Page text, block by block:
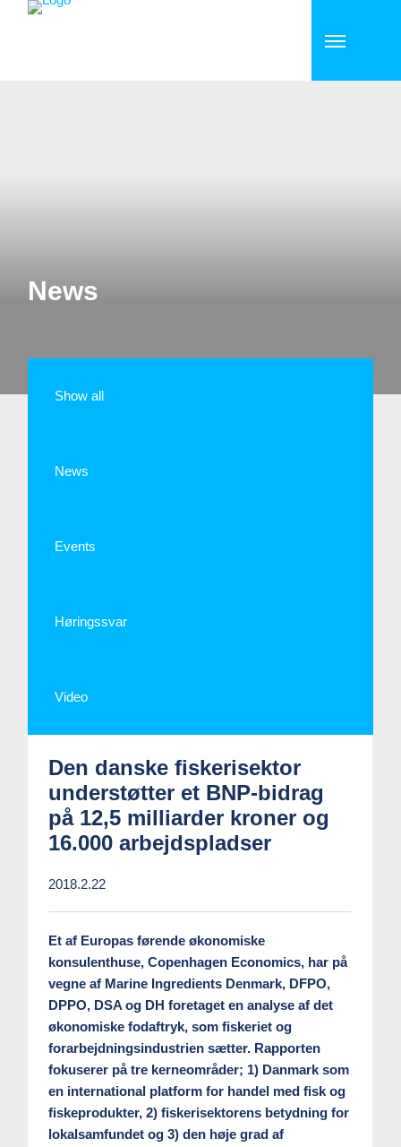
News
Show all
News
Events
Høringssvar
Video
Den danske fiskerisektor
understøtter et BNP-bidrag
på 12,5 milliarder kroner og
16.000 arbejdspladser
2018.2.22
Et af Europas førende økonomiske
konsulenthuse, Copenhagen Economics, har på
vegne af Marine Ingredients Denmark, DFPO,
DPPO, DSA og DH foretaget en analyse af det
økonomiske fodaftryk, som fiskeriet og
forarbejdningsindustrien sætter. Rapporten
fokuserer på tre kerneområder; 1) Danmark som
en international platform for handel med fisk og
fiskeprodukter, 2) fiskerisektorens betydning for
lokalsamfundet og 3) den høje grad af